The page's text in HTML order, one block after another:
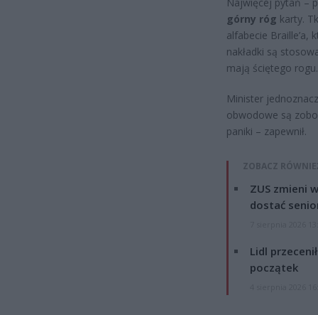
górny róg karty.
alfabecie Braille’a,
nakładki są
mają ściętego rogu.
Minister
obwodowe są
paniki – zapewnił.
ZOBACZ
ZUS zmieni
dostać
Lidl
początek